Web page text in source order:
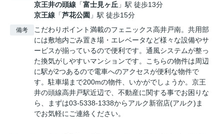
京王井の頭線 「富士見ヶ丘 」駅 徒歩13分
京王線 「芦花公園 」駅 徒歩15分
備考
こだわりポイント満載のフェニックス高井戸南。共用部
には敷地内ごみ置き場・エレベータなど様々な設備やサ
ービスが揃っているので便利です。通風システムが整っ
た換気がしやすいマンションです。こちらの物件は周辺
に駅が2つあるので電車へのアクセスが便利な物件で
す。駐車場まで200mの物件、いかがでしょうか。京王
井の頭線高井戸駅近辺で、不動産に関する事でお困りな
ら、まずは03-5338-1338からアルク新宿店(アルク)ま
でお気軽にご連絡ください。